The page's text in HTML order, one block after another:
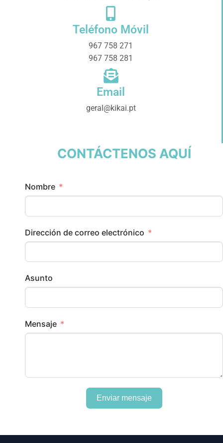
Teléfono Móvil
967 758 271
967 758 281
Email
geral@kikai.pt
CONTÁCTENOS AQUÍ
Nombre
Dirección de correo electrónico
Asunto
Mensaje
Enviar mensaje